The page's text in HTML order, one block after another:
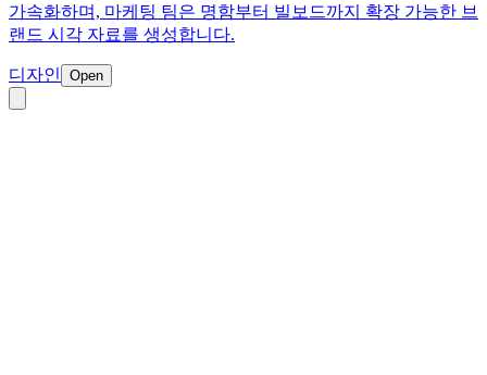
가속화하며, 마케팅 팀은 명함부터 빌보드까지 확장 가능한 브
랜드 시각 자료를 생성합니다.
디자인 Open